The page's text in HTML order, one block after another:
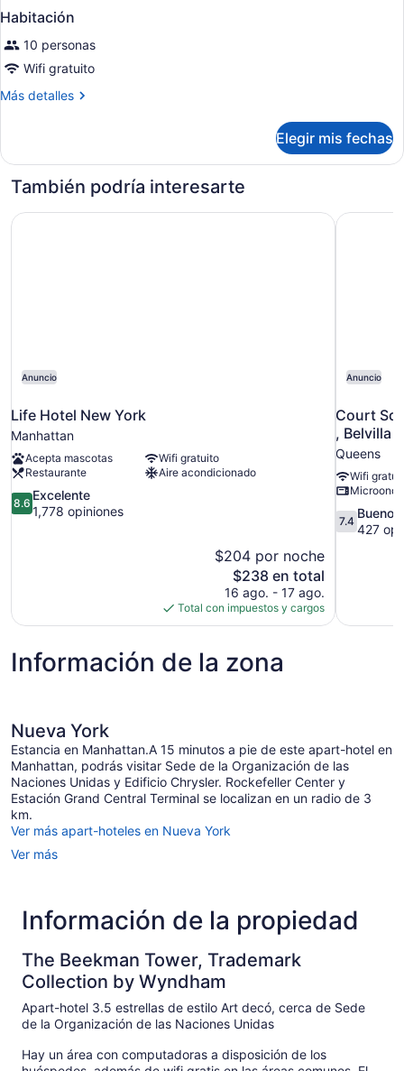
Habitación
10 personas
Wifi gratuito
Más detalles
Más
Elegir mis fechas
También podría interesarte
Anuncio
Life Hotel New York
Manhattan
Acepta mascotas
Wifi gratuito
Restaurante
Aire acondicionado
8.6
de
8.6
Excelente
1,778 opiniones
$204 por noche
El
precio
actual
es
$238
$238 en total
16 ago. - 17 ago.
Total con impuestos y cargos
Life Hotel New York
Anuncio
Court
, Belvilla
Queens
Wifi
7.4
de
7.4
Bueno
427
Court
Información de la zona
Nueva York
Estancia en Manhattan.A 15 minutos a pie de este apart-hotel en
Manhattan, podrás visitar Sede de la Organización de las
Naciones Unidas y Edificio Chrysler. Rockefeller Center y
Estación Grand Central Terminal se localizan en un radio de 3
km.
Ver más apart-hoteles en Nueva York
Ver más
Información de la propiedad
The Beekman Tower, Trademark
Collection by Wyndham
Apart-hotel 3.5 estrellas de estilo Art decó, cerca de Sede
de la Organización de las Naciones Unidas
Hay un área con computadoras a disposición de los